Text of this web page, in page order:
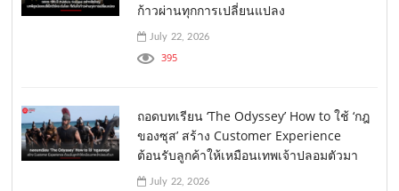
ก้าวผ่านทุกการเปลี่ยนแปลง
July 22, 2026
395
ถอดบทเรียน ‘The Odyssey’ How to ใช้ ‘กฎ
ของซุส’ สร้าง Customer Experience
ต้อนรับลูกค้าให้เหมือนเทพเจ้าปลอมตัวมา
July 22, 2026